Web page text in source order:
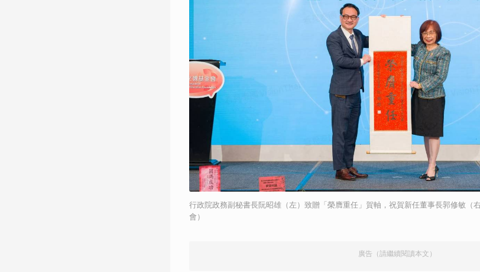
行政院政務副秘書長阮昭雄（左）致贈「榮膺重任」賀軸，祝賀新任董事長郭修敏（
會）
廣告（請繼續閱讀本文）